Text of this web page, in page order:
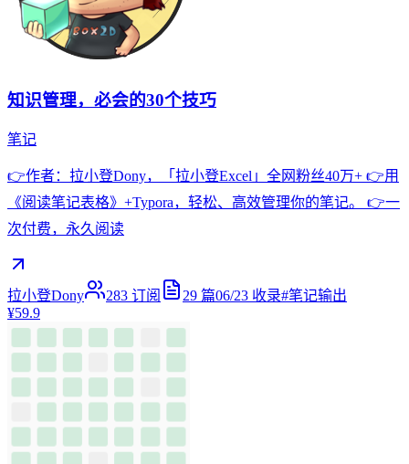
知识管理，必会的30个技巧
笔记
👉作者：拉小登Dony，「拉小登Excel」全网粉丝40万+ 👉用
《阅读笔记表格》+Typora，轻松、高效管理你的笔记。 👉一
次付费，永久阅读
拉小登Dony 283 订阅 29 篇06/23 收录#笔记输出
¥59.9